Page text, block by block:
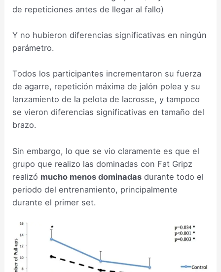
de repeticiones antes de llegar al fallo)
Y no hubieron diferencias significativas en ningún
parámetro.
Todos los participantes incrementaron su fuerza
de agarre, repetición máxima de jalón polea y su
lanzamiento de la pelota de lacrosse, y tampoco
se vieron diferencias significativas en tamaño del
brazo.
Sin embargo, lo que se vio claramente es que el
grupo que realizo las dominadas con Fat Gripz
realizó mucho menos dominadas durante todo el
periodo del entrenamiento, principalmente
durante el primer set.